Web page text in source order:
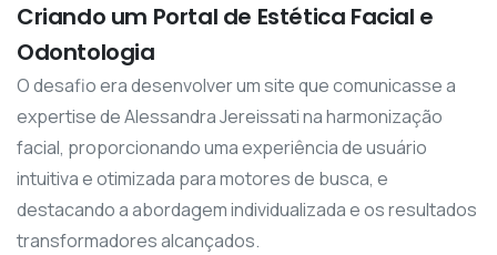
Criando um Portal de Estética Facial e
Odontologia
O desafio era desenvolver um site que comunicasse a
expertise de Alessandra Jereissati na harmonização
facial, proporcionando uma experiência de usuário
intuitiva e otimizada para motores de busca, e
destacando a abordagem individualizada e os resultados
transformadores alcançados.